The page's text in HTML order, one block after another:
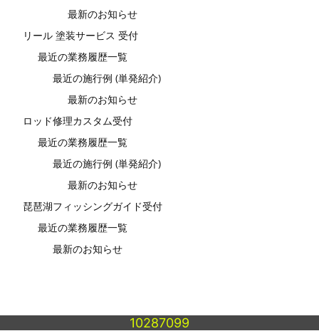
最新のお知らせ
リール 塗装サービス 受付
最近の業務履歴一覧
最近の施行例 (単発紹介)
最新のお知らせ
ロッド修理カスタム受付
最近の業務履歴一覧
最近の施行例 (単発紹介)
最新のお知らせ
琵琶湖フィッシングガイド受付
最近の業務履歴一覧
最新のお知らせ
10287099